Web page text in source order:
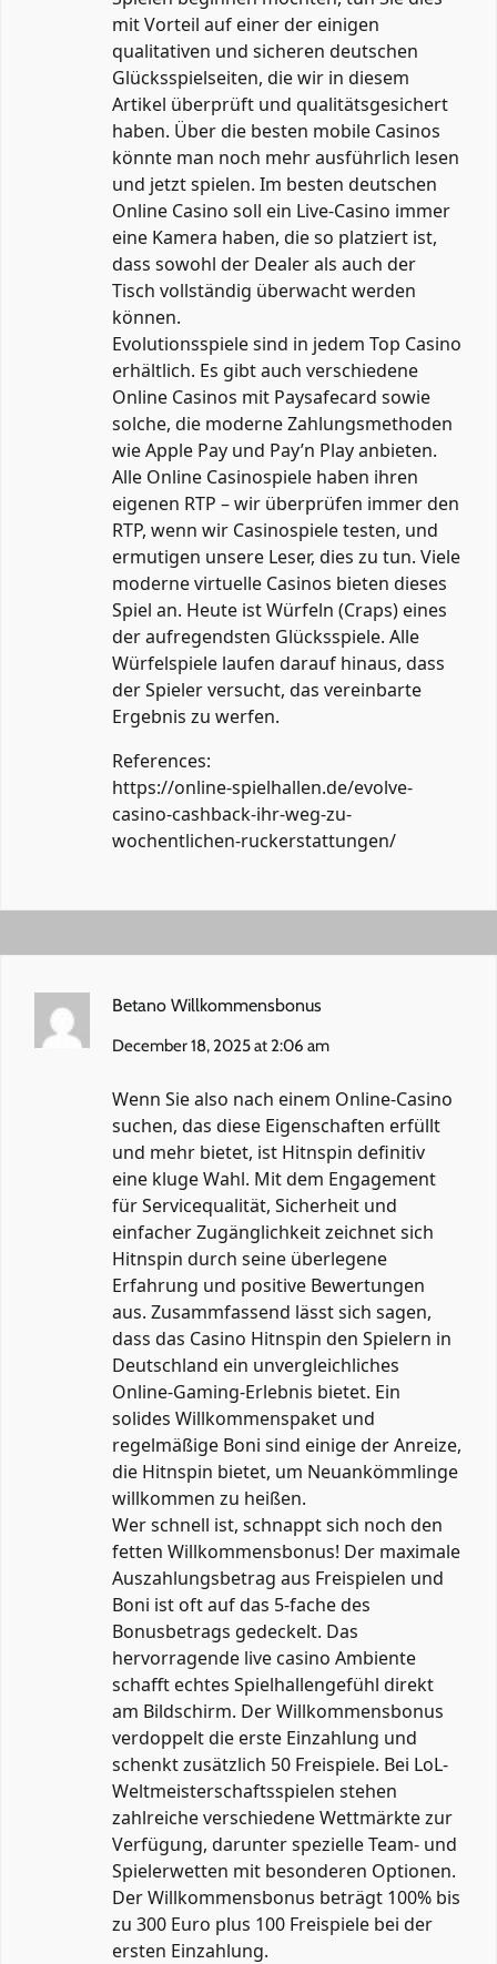
mit Vorteil auf einer der einigen
qualitativen und sicheren deutschen
Glücksspielseiten, die wir in diesem
Artikel überprüft und qualitätsgesichert
haben. Über die besten mobile Casinos
könnte man noch mehr ausführlich lesen
und jetzt spielen. Im besten deutschen
Online Casino soll ein Live-Casino immer
eine Kamera haben, die so platziert ist,
dass sowohl der Dealer als auch der
Tisch vollständig überwacht werden
können.
Evolutionsspiele sind in jedem Top Casino
erhältlich. Es gibt auch verschiedene
Online Casinos mit Paysafecard sowie
solche, die moderne Zahlungsmethoden
wie Apple Pay und Pay’n Play anbieten.
Alle Online Casinospiele haben ihren
eigenen RTP – wir überprüfen immer den
RTP, wenn wir Casinospiele testen, und
ermutigen unsere Leser, dies zu tun. Viele
moderne virtuelle Casinos bieten dieses
Spiel an. Heute ist Würfeln (Craps) eines
der aufregendsten Glücksspiele. Alle
Würfelspiele laufen darauf hinaus, dass
der Spieler versucht, das vereinbarte
Ergebnis zu werfen.
References:
https://online-spielhallen.de/evolve-
casino-cashback-ihr-weg-zu-
wochentlichen-ruckerstattungen/
Betano Willkommensbonus
December 18, 2025 at 2:06 am
Wenn Sie also nach einem Online-Casino
suchen, das diese Eigenschaften erfüllt
und mehr bietet, ist Hitnspin definitiv
eine kluge Wahl. Mit dem Engagement
für Servicequalität, Sicherheit und
einfacher Zugänglichkeit zeichnet sich
Hitnspin durch seine überlegene
Erfahrung und positive Bewertungen
aus. Zusammfassend lässt sich sagen,
dass das Casino Hitnspin den Spielern in
Deutschland ein unvergleichliches
Online-Gaming-Erlebnis bietet. Ein
solides Willkommenspaket und
regelmäßige Boni sind einige der Anreize,
die Hitnspin bietet, um Neuankömmlinge
willkommen zu heißen.
Wer schnell ist, schnappt sich noch den
fetten Willkommensbonus! Der maximale
Auszahlungsbetrag aus Freispielen und
Boni ist oft auf das 5-fache des
Bonusbetrags gedeckelt. Das
hervorragende live casino Ambiente
schafft echtes Spielhallengefühl direkt
am Bildschirm. Der Willkommensbonus
verdoppelt die erste Einzahlung und
schenkt zusätzlich 50 Freispiele. Bei LoL-
Weltmeisterschaftsspielen stehen
zahlreiche verschiedene Wettmärkte zur
Verfügung, darunter spezielle Team- und
Spielerwetten mit besonderen Optionen.
Der Willkommensbonus beträgt 100% bis
zu 300 Euro plus 100 Freispiele bei der
ersten Einzahlung.